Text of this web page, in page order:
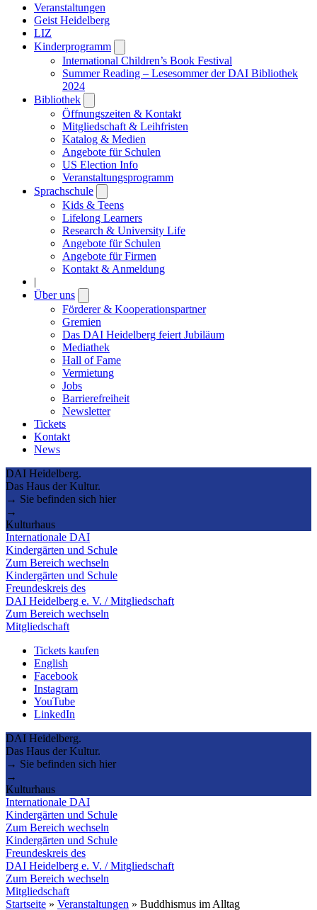
Veranstaltungen
Geist Heidelberg
LIZ
Kinderprogramm
submenu
International Children’s Book Festival
Summer Reading – Lesesommer der DAI Bibliothek
2024
Bibliothek
submenu
Öffnungszeiten & Kontakt
Mitgliedschaft & Leihfristen
Katalog & Medien
Angebote für Schulen
US Election Info
Veranstaltungsprogramm
Sprachschule
submenu
Kids & Teens
Lifelong Learners
Research & University Life
Angebote für Schulen
Angebote für Firmen
Kontakt & Anmeldung
|
Über uns
submenu
Förderer & Kooperationspartner
Gremien
Das DAI Heidelberg feiert Jubiläum
Mediathek
Hall of Fame
Vermietung
Jobs
Barrierefreiheit
Newsletter
Tickets
Kontakt
News
DAI Heidelberg.
Das Haus der Kultur.
→ Sie befinden sich hier
→
Kulturhaus
Internationale DAI
Kindergärten und Schule
Zum Bereich wechseln
Kindergärten und Schule
Freundeskreis des
DAI Heidelberg e. V. / Mitgliedschaft
Zum Bereich wechseln
Mitgliedschaft
Tickets kaufen
English
Facebook
Instagram
YouTube
LinkedIn
DAI Heidelberg.
Das Haus der Kultur.
→ Sie befinden sich hier
→
Kulturhaus
Internationale DAI
Kindergärten und Schule
Zum Bereich wechseln
Kindergärten und Schule
Freundeskreis des
DAI Heidelberg e. V. / Mitgliedschaft
Zum Bereich wechseln
Mitgliedschaft
Startseite » Veranstaltungen » Buddhismus im Alltag